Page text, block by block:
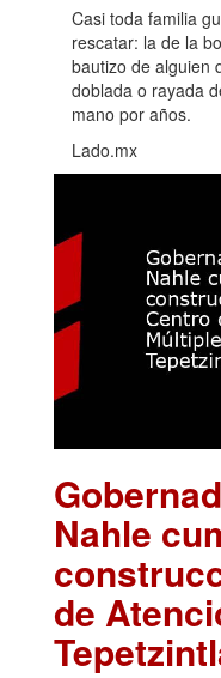
Casi toda familia
rescatar: la de la
bautizo de alguien
doblada o rayada
mano por años.
Lado.mx
Nahle
de